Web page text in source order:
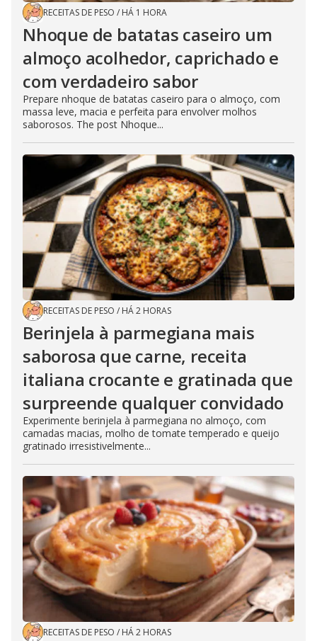
RECEITAS DE PESO / HÁ 1 HORA
Nhoque de batatas caseiro um
almoço acolhedor, caprichado e
com verdadeiro sabor
Prepare nhoque de batatas caseiro para o almoço, com
massa leve, macia e perfeita para envolver molhos
saborosos. The post Nhoque...
RECEITAS DE PESO / HÁ 2 HORAS
Berinjela à parmegiana mais
saborosa que carne, receita
italiana crocante e gratinada que
surpreende qualquer convidado
Experimente berinjela à parmegiana no almoço, com
camadas macias, molho de tomate temperado e queijo
gratinado irresistivelmente...
RECEITAS DE PESO / HÁ 2 HORAS